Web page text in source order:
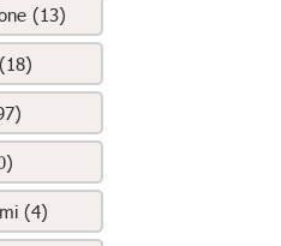
(13)
(4)